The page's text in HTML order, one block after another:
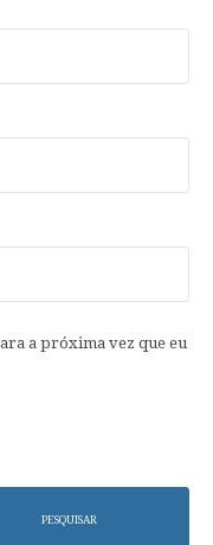
a próxima vez que eu
PESQUISAR